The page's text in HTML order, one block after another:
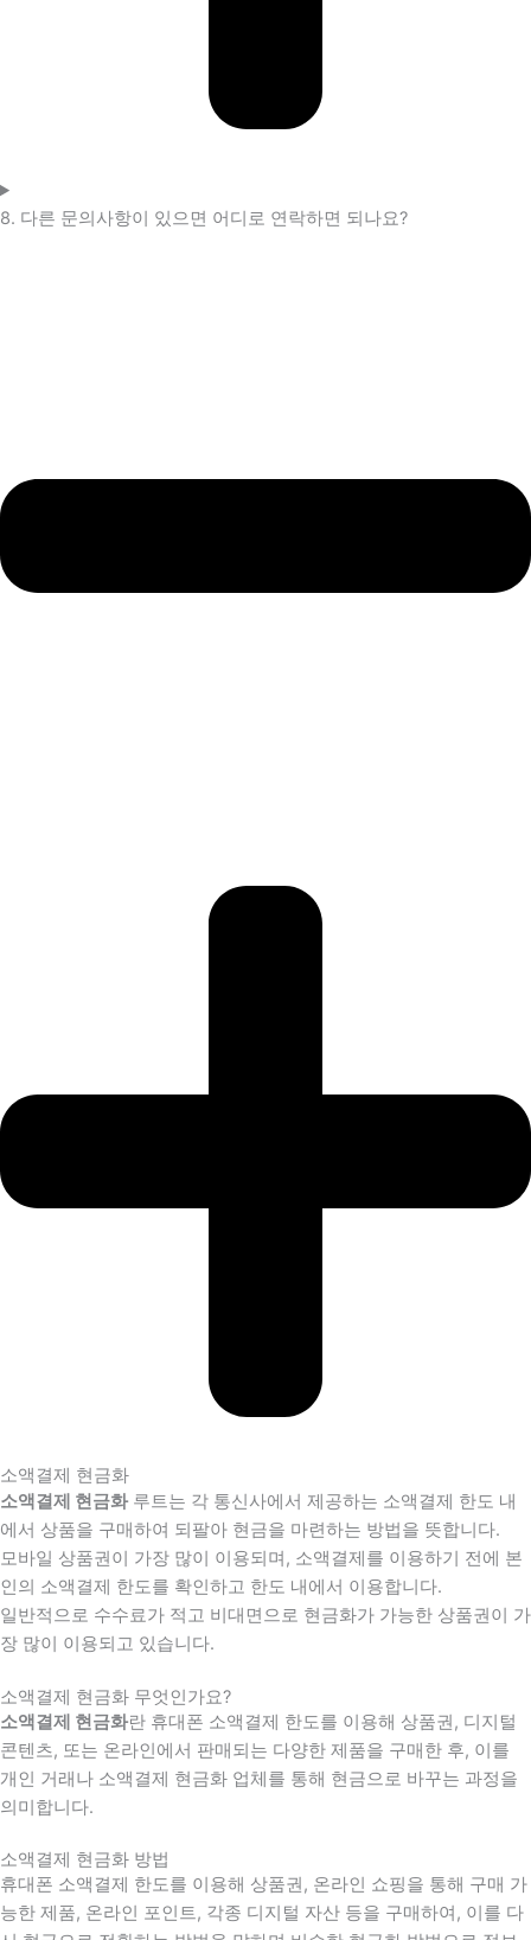
8. 다른 문의사항이 있으면 어디로 연락하면 되나요?
소액결제 현금화
소액결제 현금화루트는 각 통신사에서 제공하는 소액결제 한도 내
에서 상품을 구매하여 되팔아 현금을 마련하는 방법을 뜻합니다.
모바일 상품권이 가장 많이 이용되며, 소액결제를 이용하기 전에 본
인의 소액결제 한도를 확인하고 한도 내에서 이용합니다.
일반적으로 수수료가 적고 비대면으로 현금화가 가능한 상품권이 가
장 많이 이용되고 있습니다.
소액결제 현금화 무엇인가요?
소액결제 현금화란 휴대폰 소액결제 한도를 이용해 상품권, 디지털
콘텐츠, 또는 온라인에서 판매되는 다양한 제품을 구매한 후, 이를
개인 거래나 소액결제 현금화 업체를 통해 현금으로 바꾸는 과정을
의미합니다.
소액결제 현금화 방법
휴대폰 소액결제 한도를 이용해 상품권, 온라인 쇼핑을 통해 구매 가
능한 제품, 온라인 포인트, 각종 디지털 자산 등을 구매하여, 이를 다